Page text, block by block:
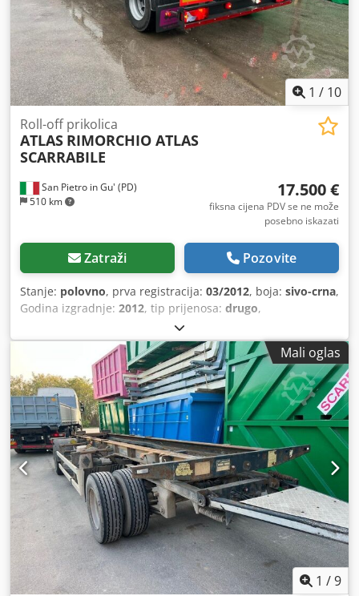
1 / 10
San Pietro in Gu' (PD)
510 km
Roll-off prikolica
ATLAS RIMORCHIO ATLAS
SCARRABILE
17.500 €
fiksna cijena PDV se ne može
posebno iskazati
Zatraži Pozovite
Stanje: polovno, prva registracija: 03/2012, boja: sivo-crna,
Godina izgradnje: 2012, tip prijenosa: drugo,
Mali oglas
1 /9